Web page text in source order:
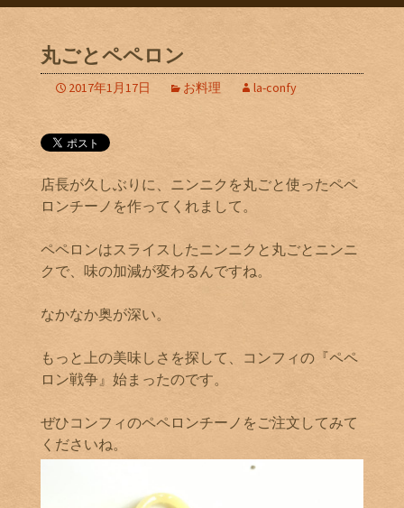
丸ごとペペロン
2017年1月17日 お料理 la-confy
店長が久しぶりに、ニンニクを丸ごと使ったペペ
ロンチーノを作ってくれまして。
ペペロンはスライスしたニンニクと丸ごとニンニ
クで、味の加減が変わるんですね。
なかなか奥が深い。
もっと上の美味しさを探して、コンフィの『ペペ
ロン戦争』始まったのです。
ぜひコンフィのペペロンチーノをご注文してみて
くださいね。